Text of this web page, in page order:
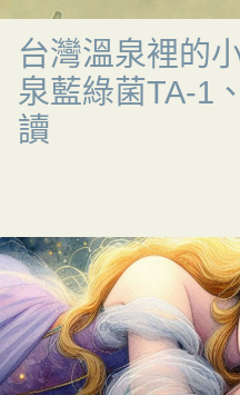
台灣溫泉裡的
泉藍綠菌TA-1
讀